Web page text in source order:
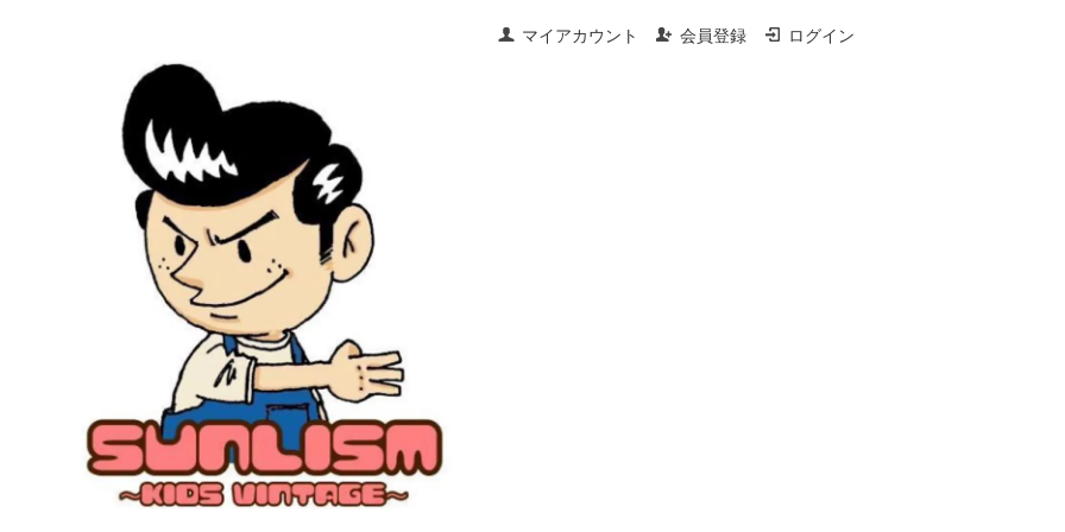
マイアカウント 会員登録 ログイン